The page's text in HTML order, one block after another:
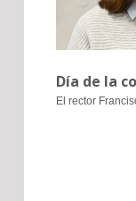
Día de la
El rector